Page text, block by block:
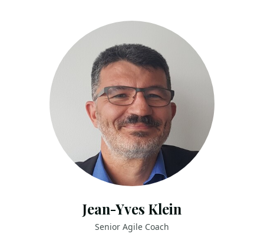
Jean-Yves Klein
Senior Agile Coach